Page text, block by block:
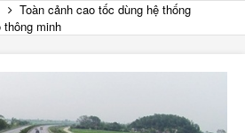
Toàn cảnh cao tốc dùng hệ thống
minh